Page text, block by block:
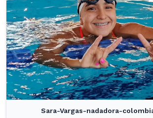
Sara-Vargas-nadadora-